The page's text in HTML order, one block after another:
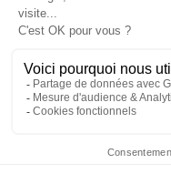
promos
tables pique-nique
embellissement urbain
jeux - loisirs sport
paiement sécurisé
conditions de livraison
contactez-nous
jad groupe
procity®
rossignol
Votre compte
informations
commandes
DIRECT